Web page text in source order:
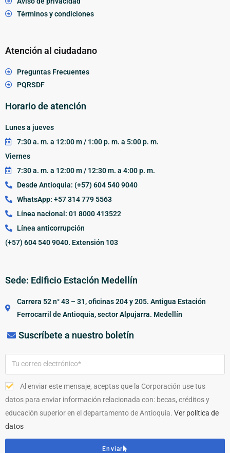
Términos y condiciones
Atención al ciudadano
Preguntas Frecuentes
PQRSDF
Horario de atención
Lunes a jueves
7:30 a. m. a 12:00 m / 1:00 p. m. a 5:00 p. m.
Viernes
7:30 a. m. a 12:00 m / 12:30 m. a 4:00 p. m.
Desde Antioquia: (+57) 604 540 9040
WhatsApp: +57 314 779 5563
Línea nacional: 01 8000 413522
Línea anticorrupción
(+57) 604 540 9040. Extensión 103
Sede: Edificio Estación Medellín
Carrera 52 n° 43 – 31, oficinas 204 y 205. Antigua Estación
Ferrocarril de Antioquia, sector Alpujarra. Medellín
Suscríbete a nuestro boletín
Al enviar este mensaje, aceptas que la Corporación use tus
datos para enviar información relacionada con: becas, créditos y
educación superior en el departamento de Antioquia. Ver política de
datos
Enviar